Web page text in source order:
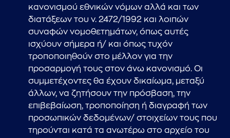
κανονισμού εθνικών νόμων αλλά και των
διατάξεων του ν. 2472/1992 και λοιπών
συναφών νομοθετημάτων, όπως αυτές
ισχύουν σήμερα ή/ και όπως τυχόν
τροποποιηθούν στο μέλλον για την
προσαρμογή τους στον άνω κανονισμό. Οι
συμμετέχοντες θα έχουν δικαίωμα, μεταξύ
άλλων, να ζητήσουν την πρόσβαση, την
επιβεβαίωση, τροποποίηση ή διαγραφή των
προσωπικών δεδομένων/ στοιχείων τους που
τηρούνται κατά τα ανωτέρω στο αρχείο του